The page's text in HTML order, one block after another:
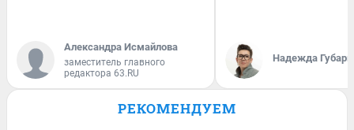
Александра Исмайлова
заместитель главного
редактора 63.RU
Надежда Губарь
РЕКОМЕНДУЕМ